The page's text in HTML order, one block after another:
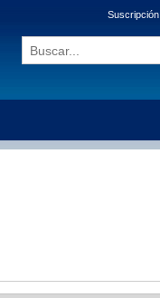
Suscripción